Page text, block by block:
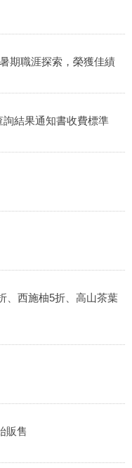
期職涯探索，榮獲佳績
結果通知書收費標準
、西施柚5折、高山茶葉
販售